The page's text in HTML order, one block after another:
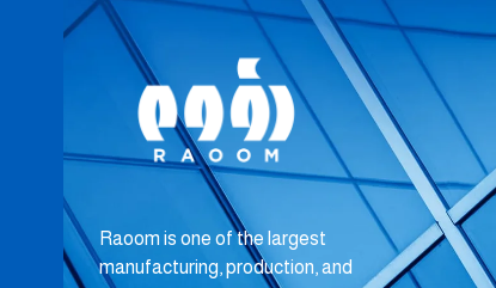
Raoom is one of the largest
manufacturing, production, and